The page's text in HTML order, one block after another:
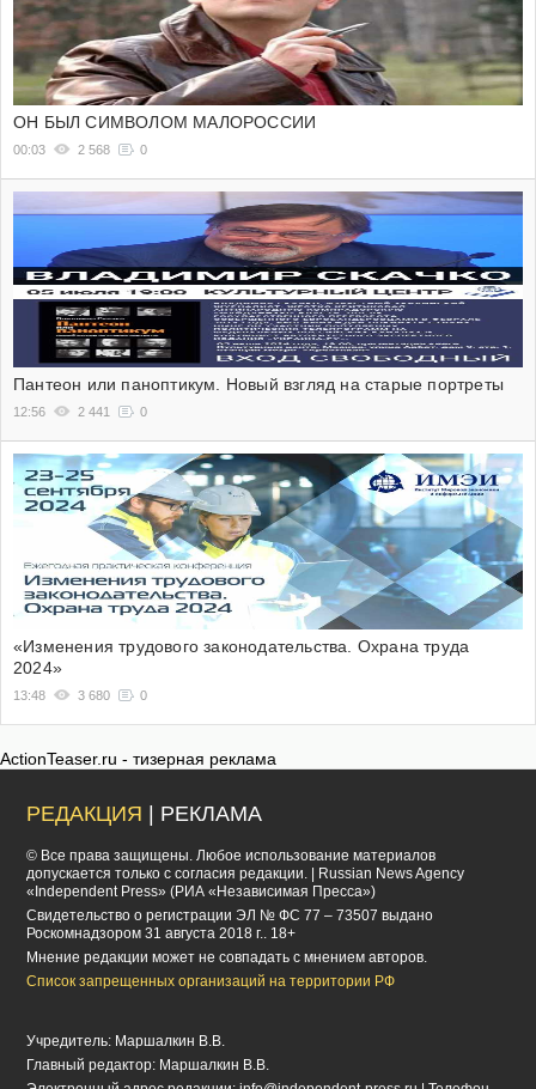
ОН БЫЛ СИМВОЛОМ МАЛОРОССИИ
00:03 2 568 0
Пантеон или паноптикум. Новый взгляд на старые портреты
12:56 2 441 0
«Изменения трудового законодательства. Охрана труда
2024»
13:48 3 680 0
ActionTeaser.ru - тизерная реклама
РЕДАКЦИЯ | РЕКЛАМА
© Все права защищены. Любое использование материалов
допускается только с согласия редакции. | Russian News Agency
«Independent Press» (РИА «Независимая Пресса»)
Cвидетельство о регистрации ЭЛ № ФС 77 – 73507 выдано
Роскомнадзором 31 августа 2018 г.. 18+
Мнение редакции может не совпадать с мнением авторов.
Список запрещенных организаций на территории РФ
Учредитель: Маршалкин В.В.
Главный редактор: Маршалкин В.В.